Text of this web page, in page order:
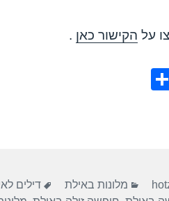
על הקישור כאן .
T
קטגוריות
מלונות באילת תגיות
דילים